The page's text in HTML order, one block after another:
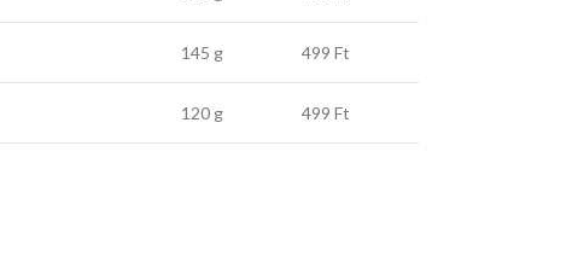
145 g 499 Ft
120 g 499 Ft